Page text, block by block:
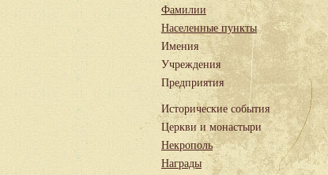
Фамилии
Населенные пункты
Имения
Учреждения
Предприятия
Исторические события
Церкви и монастыри
Некрополь
Награды